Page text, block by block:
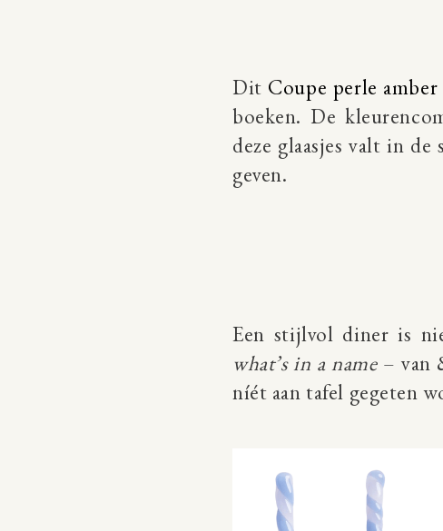
Dit Coupe perle amber
boeken. De
deze glaasjes valt in
geven.
Een stijlvol diner is
what’s in a name– van
níét aan tafel gegeten